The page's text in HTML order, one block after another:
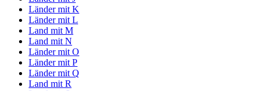
Länder mit K
Länder mit L
Land mit M
Land mit N
Länder mit O
Länder mit P
Länder mit Q
Land mit R